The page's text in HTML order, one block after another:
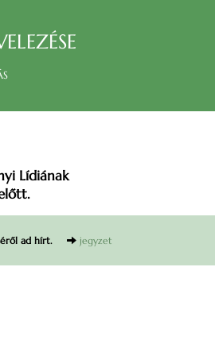
Lídiának
ad hírt. jegyzet